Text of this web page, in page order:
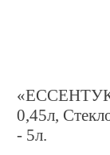
0,45л,
- 5л.